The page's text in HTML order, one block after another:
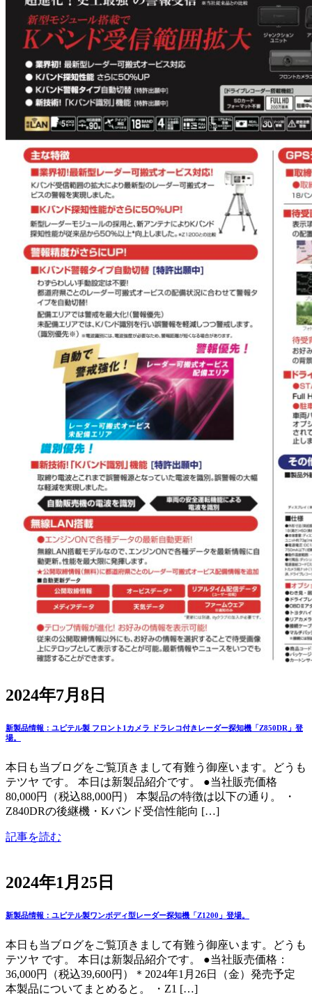
2024年7月8日
新製品情報：ユピテル製 フロント1カメラ ドラレコ付きレーダー探知機「Z850DR」登
場。
本日も当ブログをご覧頂きまして有難う御座います。どうも
テツヤ です。 本日は新製品紹介です。 ●当社販売価格
80,000円（税込88,000円） 本製品の特徴は以下の通り。 ・
Z840DRの後継機・Kバンド受信性能向 […]
記事を読む
2024年1月25日
新製品情報：ユピテル製ワンボディ型レーダー探知機「Z1200」登場。
本日も当ブログをご覧頂きまして有難う御座います。どうも
テツヤ です。 本日は新製品紹介です。 ●当社販売価格：
36,000円（税込39,600円）＊2024年1月26日（金）発売予定
本製品についてまとめると。 ・Z1 […]